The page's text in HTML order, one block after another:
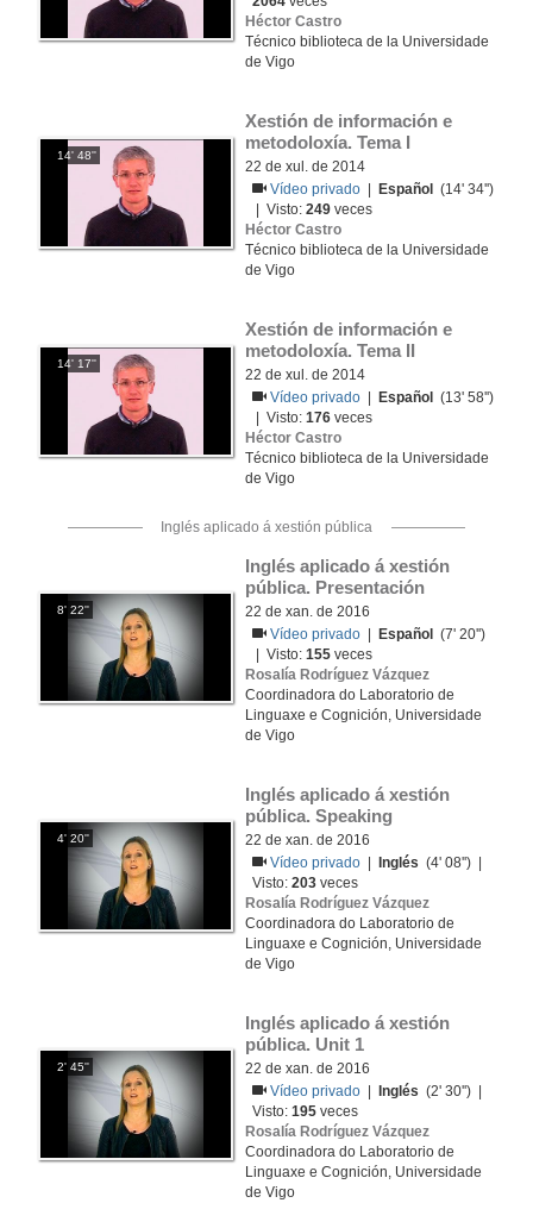
Héctor Castro
Técnico biblioteca de la Universidade
de Vigo
14' 48''
Xestión de información e
metodoloxía. Tema I
22 de xul. de 2014
Vídeo privado
Español
(14' 34'')
| Visto:249 veces
Héctor Castro
Técnico biblioteca de la Universidade
de Vigo
14' 17''
Xestión de información e
metodoloxía. Tema II
22 de xul. de 2014
Vídeo privado
Español
(13' 58'')
| Visto:176 veces
Héctor Castro
Técnico biblioteca de la Universidade
de Vigo
Inglés aplicado á xestión pública
8' 22''
Inglés aplicado á xestión
pública. Presentación
22 de xan. de 2016
Vídeo privado
Español
(7' 20'')
| Visto:155 veces
Rosalía Rodríguez Vázquez
Coordinadora do Laboratorio de
Linguaxe e Cognición, Universidade
de Vigo
4' 20''
Inglés aplicado á xestión
pública. Speaking
22 de xan. de 2016
Vídeo privado
Inglés (4' 08'') |
Visto:203 veces
Rosalía Rodríguez Vázquez
Coordinadora do Laboratorio de
Linguaxe e Cognición, Universidade
de Vigo
2' 45''
Inglés aplicado á xestión
pública. Unit 1
22 de xan. de 2016
Vídeo privado
Inglés (2' 30'') |
Visto:195 veces
Rosalía Rodríguez Vázquez
Coordinadora do Laboratorio de
Linguaxe e Cognición, Universidade
de Vigo